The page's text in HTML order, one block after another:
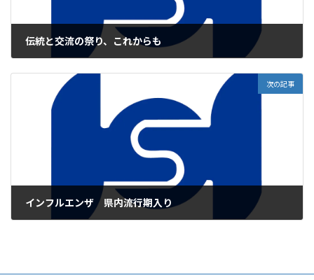
伝統と交流の祭り、これからも
次の記事
インフルエンザ 県内流行期入り